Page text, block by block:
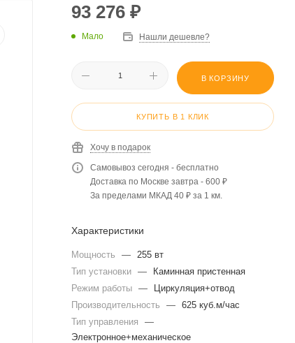
93 276 ₽
Мало Нашли дешевле?
В КОРЗИНУ
КУПИТЬ В 1 КЛИК
Хочу в подарок
Самовывоз сегодня - бесплатно
Доставка по Москве завтра - 600 ₽
За пределами МКАД 40 ₽ за 1 км.
Характеристики
Мощность —
255 вт
Тип установки —
Каминная пристенная
Режим работы —
Циркуляция+отвод
Производительность
— 625 куб.м/час
Тип управления
—
Электронное+механическое